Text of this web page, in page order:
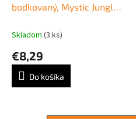
bodkovaný, Mystic Jungle
Skladom (3 ks)
€8,29
Do košíka